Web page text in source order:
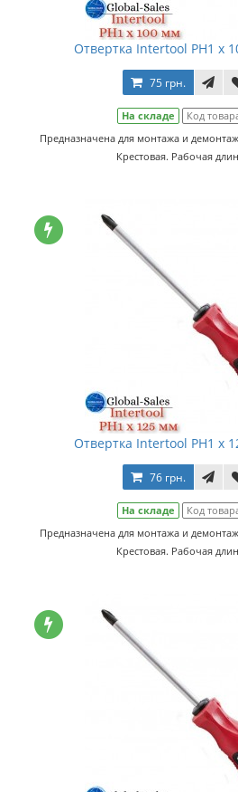
Отвертка Intertool PH1 х
75 грн.
На складе Код
Предназначена для монтажа и
Крестовая. Рабочая
Отвертка Intertool PH1 х
76 грн.
На складе Код
Предназначена для монтажа и
Крестовая. Рабочая